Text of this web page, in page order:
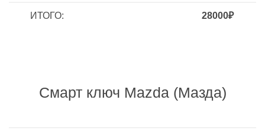
ИТОГО: 28000₽
Смарт ключ Mazda (Мазда)